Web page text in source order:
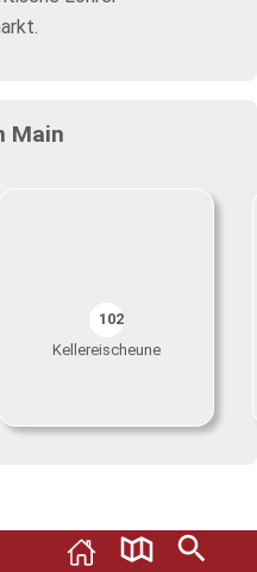
Main
102
Kellereischeune